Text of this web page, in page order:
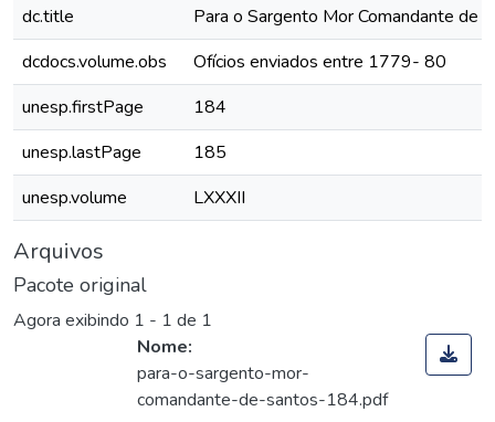
dc.title
Para o Sargento Mor Comandante de
dcdocs.volume.obs
Ofícios enviados entre 1779- 80
unesp.firstPage
184
unesp.lastPage
185
unesp.volume
LXXXII
Arquivos
Pacote original
Agora exibindo 1 - 1 de 1
Nome:
para-o-sargento-mor-
comandante-de-santos-184.pdf